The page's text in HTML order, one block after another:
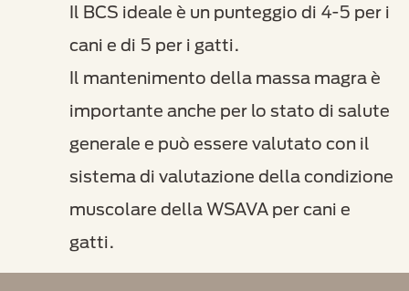
Il BCS ideale è un punteggio di 4-5 per i
cani e di 5 per i gatti.
Il mantenimento della massa magra è
importante anche per lo stato di salute
generale e può essere valutato con il
sistema di valutazione della condizione
muscolare della WSAVA per cani e
gatti.